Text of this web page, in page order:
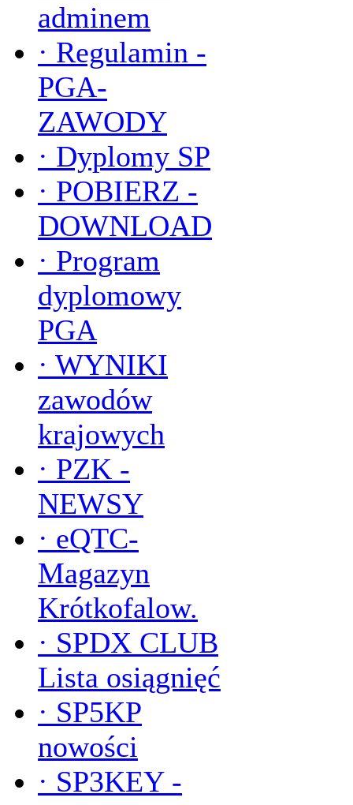
adminem
· Regulamin -
PGA-
ZAWODY
· Dyplomy SP
· POBIERZ -
DOWNLOAD
· Program
dyplomowy
PGA
· WYNIKI
zawodów
krajowych
· PZK -
NEWSY
· eQTC-
Magazyn
Krótkofalow.
· SPDX CLUB
Lista osiągnięć
· SP5KP
nowości
· SP3KEY -